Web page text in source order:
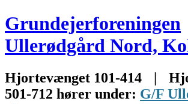
Grundejerforeningen
Ullerødgård Nord,
Hjortevænget 101-414 |
501-712 hører under: G/F